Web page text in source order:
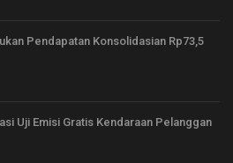
Pendapatan Konsolidasian Rp73,5
Uji Emisi Gratis Kendaraan Pelanggan